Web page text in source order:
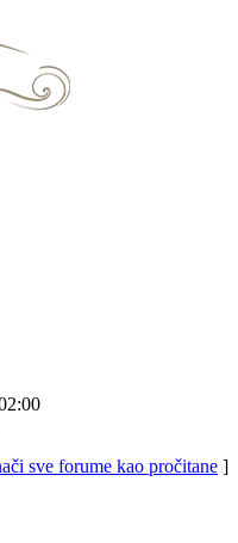
sve forume kao pročitane ]